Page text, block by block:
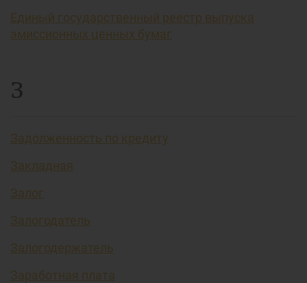
Единый государственный реестр выпуска
эмиссионных ценных бумаг
З
Задолженность по кредиту
Закладная
Залог
Залогодатель
Залогодержатель
Заработная плата